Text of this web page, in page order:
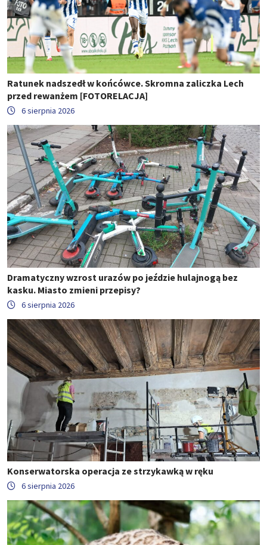
Ratunek nadszedł w końcówce. Skromna zaliczka Lech
przed rewanżem [FOTORELACJA]
6 sierpnia 2026
Dramatyczny wzrost urazów po jeździe hulajnogą bez
kasku. Miasto zmieni przepisy?
6 sierpnia 2026
Konserwatorska operacja ze strzykawką w ręku
6 sierpnia 2026